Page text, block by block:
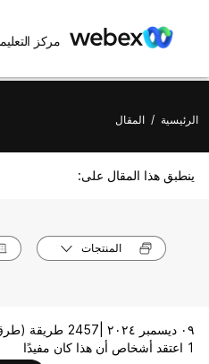
مركز
الرئيسية / المقال
ينطبق هذا المقال على:
المنتجات
٠٩ ديسمبر ٢٠٢٤ |
2457 طريقة (طرق) العرض |
1 اعتقد أشخاص أن هذا كان مفيدًا